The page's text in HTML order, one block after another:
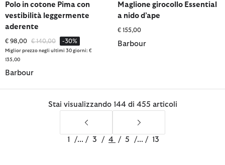
Polo in cotone Pima con
vestibilità leggermente
aderente
€ 98,00 Prezzo ridotto da
€ 140,00a -30%
Miglior prezzo negli ultimi 30 giorni: €
135,00
Barbour
Maglione girocollo Essential
a nido d’ape
€ 155,00
Barbour
Stai visualizzando 144 di 455 articoli
1 /... / 3 / 4 / 5 /... / 13